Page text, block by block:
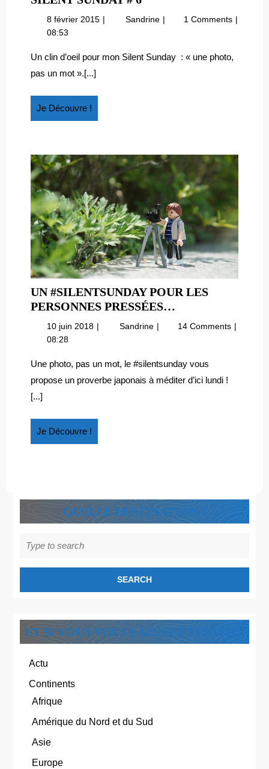
SUNDAY
8 février 2015 8
Sandrine Silent
6
1 Comments
08:53
Un clin d’oeil pour mon Silent Sunday : « une photo,
pas un mot ».[...]
Je Découvre !
Découvre
UN #SILENTSUNDAY POUR LES
PERSONNES PRESSÉES…
PERSONNES
PRESSÉES…
10 juin 2018 10
Sandrine Un
les
personnes
14 Comments
08:28
Une photo, pas un mot, le #silentsunday vous
propose un proverbe japonais à méditer d’ici lundi !
[...]
Je Découvre !
Découvre
QUELLE DESTINATION ?
for:
ET SI VOUS VOUS LAISSIEZ TENTER ?
Actu
Continents
Afrique
Amérique du Nord et du Sud
Asie
Europe